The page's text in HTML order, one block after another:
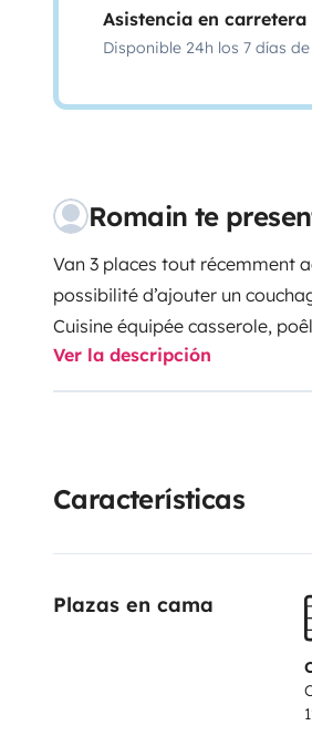
Asistencia en
Disponible 24h los 7 días
Romain te
Van 3 places tout récemment
possibilité d’ajouter un
Cuisine équipée casserole,
torchons… cuisine au gaz,
véhicule qui permettent de
Ver la descripción
Características
Plazas en cama